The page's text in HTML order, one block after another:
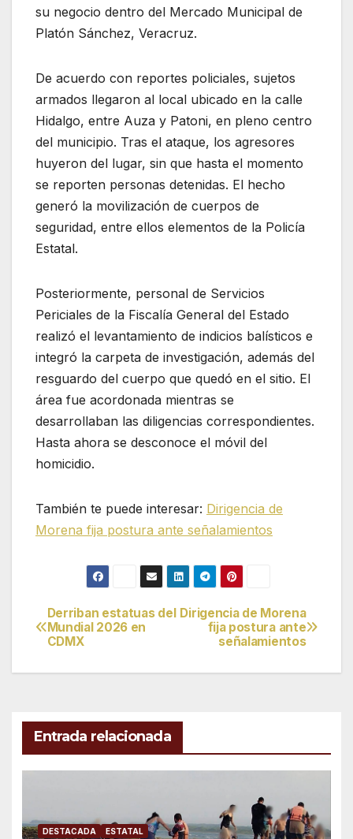
su negocio dentro del Mercado Municipal de
Platón Sánchez, Veracruz.
De acuerdo con reportes policiales, sujetos
armados llegaron al local ubicado en la calle
Hidalgo, entre Auza y Patoni, en pleno centro
del municipio. Tras el ataque, los agresores
huyeron del lugar, sin que hasta el momento
se reporten personas detenidas. El hecho
generó la movilización de cuerpos de
seguridad, entre ellos elementos de la Policía
Estatal.
Posteriormente, personal de Servicios
Periciales de la Fiscalía General del Estado
realizó el levantamiento de indicios balísticos e
integró la carpeta de investigación, además del
resguardo del cuerpo que quedó en el sitio. El
área fue acordonada mientras se
desarrollaban las diligencias correspondientes.
Hasta ahora se desconoce el móvil del
homicidio.
También te puede interesar: Dirigencia de
Morena fija postura ante señalamientos
Navegación
de
Dirigencia de Morena
fija postura ante
señalamientos
Derriban estatuas del
Mundial 2026 en
CDMX
Entrada relacionada
DESTACADA ESTATAL